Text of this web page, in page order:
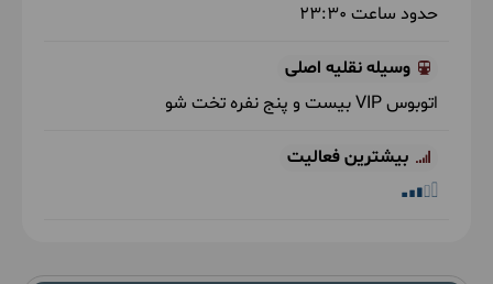
حدود ساعت 23:30
وسیله نقلیه اصلی
اتوبوس VIP بیست و پنج نفره تخت شو
بیشترین فعالیت